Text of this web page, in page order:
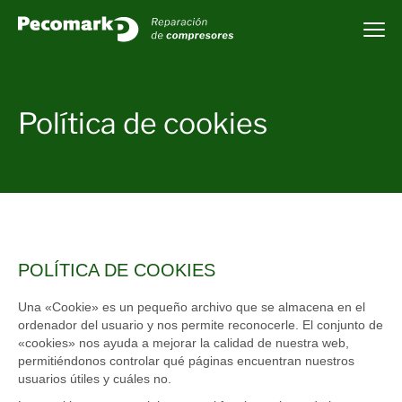
Política de cookies
POLÍTICA DE COOKIES
Una «Cookie» es un pequeño archivo que se almacena en el
ordenador del usuario y nos permite reconocerle. El conjunto de
«cookies» nos ayuda a mejorar la calidad de nuestra web,
permitiéndonos controlar qué páginas encuentran nuestros
usuarios útiles y cuáles no.